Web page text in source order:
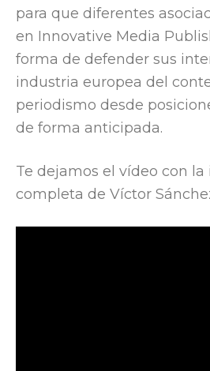
para que diferentes
en Innovative Media
forma de defender sus
industria europea del
periodismo desde
de forma anticipada.
Te dejamos el vídeo con
completa de Víctor